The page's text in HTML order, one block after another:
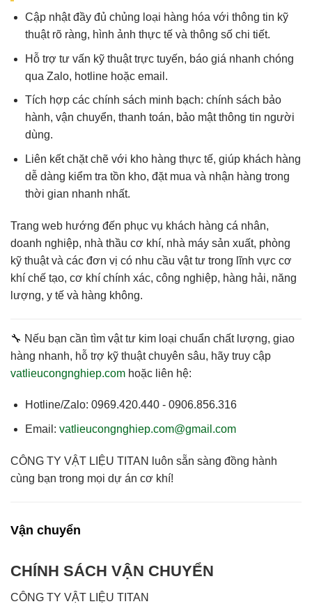
Cập nhật đầy đủ chủng loại hàng hóa với thông tin kỹ
thuật rõ ràng, hình ảnh thực tế và thông số chi tiết.
Hỗ trợ tư vấn kỹ thuật trực tuyến, báo giá nhanh chóng
qua Zalo, hotline hoặc email.
Tích hợp các chính sách minh bạch: chính sách bảo
hành, vận chuyển, thanh toán, bảo mật thông tin người
dùng.
Liên kết chặt chẽ với kho hàng thực tế, giúp khách hàng
dễ dàng kiểm tra tồn kho, đặt mua và nhận hàng trong
thời gian nhanh nhất.
Trang web hướng đến phục vụ khách hàng cá nhân,
doanh nghiệp, nhà thầu cơ khí, nhà máy sản xuất, phòng
kỹ thuật và các đơn vị có nhu cầu vật tư trong lĩnh vực cơ
khí chế tạo, cơ khí chính xác, công nghiệp, hàng hải, năng
lượng, y tế và hàng không.
🔧 Nếu bạn cần tìm vật tư kim loại chuẩn chất lượng, giao
hàng nhanh, hỗ trợ kỹ thuật chuyên sâu, hãy truy cập
vatlieucongnghiep.com hoặc liên hệ:
Hotline/Zalo: 0969.420.440 - 0906.856.316
Email: vatlieucongnghiep.com@gmail.com
CÔNG TY VẬT LIỆU TITAN
luôn sẵn sàng đồng hành
cùng bạn trong mọi dự án cơ khí!
Vận chuyển
CHÍNH SÁCH VẬN CHUYỂN
CÔNG TY VẬT LIỆU TITAN